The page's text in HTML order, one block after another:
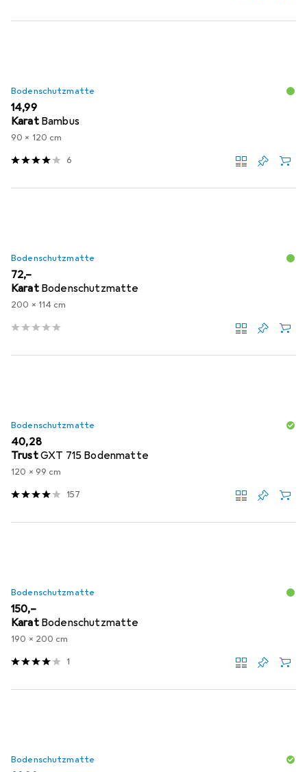
Bodenschutzmatte
EUR
14,99
Karat Bambus
90 x 120 cm
6
Bodenschutzmatte
EUR
72,–
Karat Bodenschutzmatte
200 x 114 cm
Bodenschutzmatte
EUR
40,28
TrustGXT 715 Bodenmatte
120 x 99 cm
157
Bodenschutzmatte
EUR
150,–
Karat Bodenschutzmatte
190 x 200 cm
1
Bodenschutzmatte